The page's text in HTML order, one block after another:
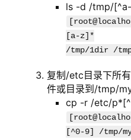
ls -d /tmp/
[a-z]*
/tmp/1dir /
复制/etc目录下所
件或目录到/tmp/
cp -r /etc/
[^0-9] /tmp/